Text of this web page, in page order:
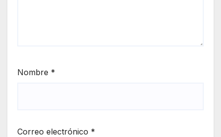
Nombre *
Correo electrónico *